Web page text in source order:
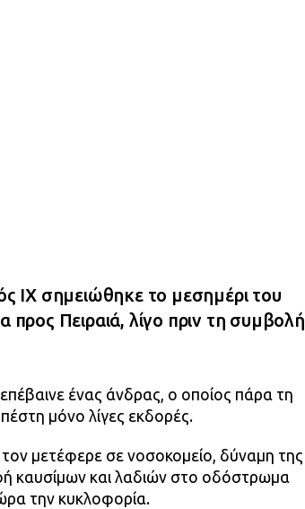
ΙΧ σημειώθηκε το μεσημέρι του
Πειραιά, λίγο πριν τη συμβολή
ένας άνδρας, ο οποίος πάρα τη
μόνο λίγες εκδορές.
μετέφερε σε νοσοκομείο, δύναμη της
καυσίμων και λαδιών στο οδόστρωμα
ώρα την κυκλοφορία.